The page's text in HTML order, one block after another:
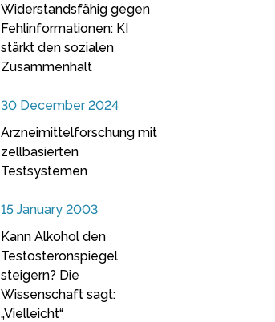
Widerstandsfähig gegen
Fehlinformationen: KI
stärkt den sozialen
Zusammenhalt
30 December 2024
Arzneimittelforschung mit
zellbasierten
Testsystemen
15 January 2003
Kann Alkohol den
Testosteronspiegel
steigern? Die
Wissenschaft sagt:
„Vielleicht“